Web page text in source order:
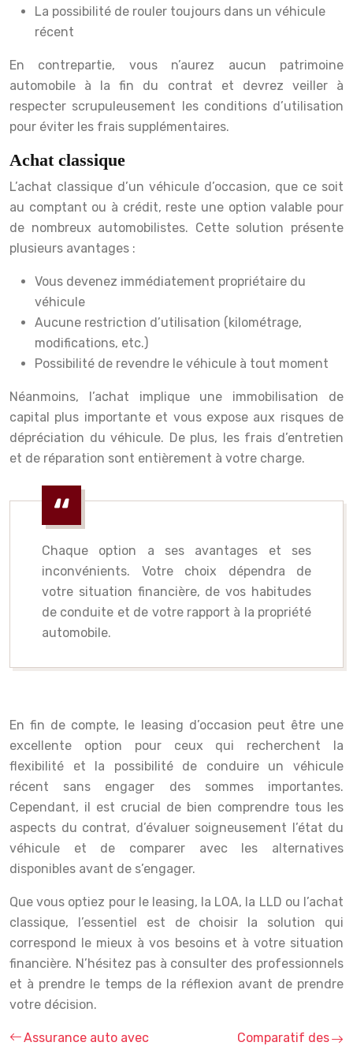
La possibilité de rouler toujours dans un véhicule
récent
En contrepartie, vous n’aurez aucun patrimoine
automobile à la fin du contrat et devrez veiller à
respecter scrupuleusement les conditions d’utilisation
pour éviter les frais supplémentaires.
Achat classique
L’achat classique d’un véhicule d’occasion, que ce soit
au comptant ou à crédit, reste une option valable pour
de nombreux automobilistes. Cette solution présente
plusieurs avantages :
Vous devenez immédiatement propriétaire du
véhicule
Aucune restriction d’utilisation (kilométrage,
modifications, etc.)
Possibilité de revendre le véhicule à tout moment
Néanmoins, l’achat implique une immobilisation de
capital plus importante et vous expose aux risques de
dépréciation du véhicule. De plus, les frais d’entretien
et de réparation sont entièrement à votre charge.
Chaque option a ses avantages et ses
inconvénients. Votre choix dépendra de
votre situation financière, de vos habitudes
de conduite et de votre rapport à la propriété
automobile.
En fin de compte, le leasing d’occasion peut être une
excellente option pour ceux qui recherchent la
flexibilité et la possibilité de conduire un véhicule
récent sans engager des sommes importantes.
Cependant, il est crucial de bien comprendre tous les
aspects du contrat, d’évaluer soigneusement l’état du
véhicule et de comparer avec les alternatives
disponibles avant de s’engager.
Que vous optiez pour le leasing, la LOA, la LLD ou l’achat
classique, l’essentiel est de choisir la solution qui
correspond le mieux à vos besoins et à votre situation
financière. N’hésitez pas à consulter des professionnels
et à prendre le temps de la réflexion avant de prendre
votre décision.
Assurance auto avec
Comparatif des